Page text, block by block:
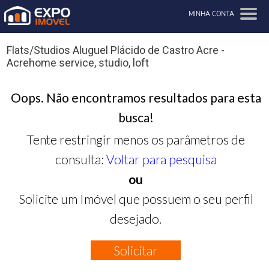
MINHA CONTA
Flats/Studios Aluguel Plácido de Castro Acre -
Acrehome service, studio, loft
Oops. Não encontramos resultados para esta
busca!
Tente restringir menos os parâmetros de
consulta: Voltar para pesquisa
ou
Solicite um Imóvel que possuem o seu perfil
desejado.
Solicitar